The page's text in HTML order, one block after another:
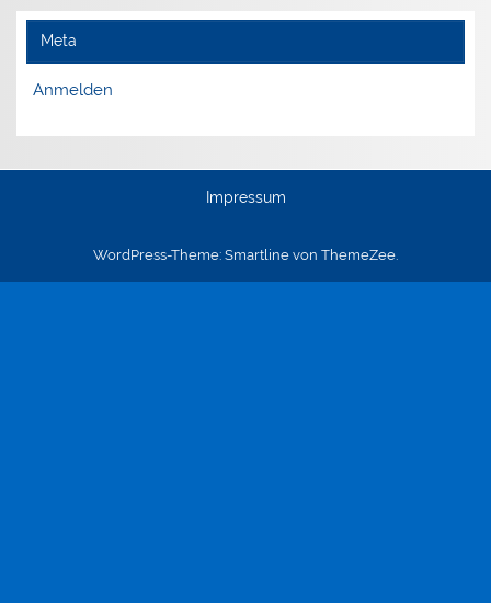
Meta
Anmelden
Impressum
WordPress-Theme: Smartline von ThemeZee.